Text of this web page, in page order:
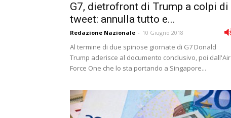
G7, dietrofront di Trump a colpi di
tweet: annulla tutto e...
Redazione Nazionale - 10 Giugno 2018
Al termine di due spinose giornate di G7 Donald
Trump aderisce al documento conclusivo, poi dall'Air
Force One che lo sta portando a Singapore...